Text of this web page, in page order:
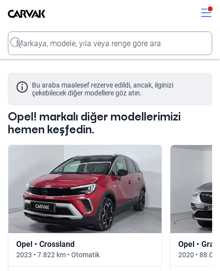
Kavak
Input
Bu araba maalesef rezerve edildi, ancak, ilginizi
çekebilecek diğer modellere göz atın.
Opel! markalı diğer modellerimizi
hemen keşfedin.
Opel • Crossland
2023 • 7.822 km • Otomatik
Opel •
2020 •